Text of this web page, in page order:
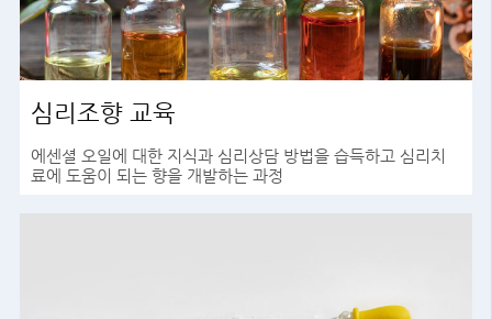
심리조향 교육
에센셜 오일에 대한 지식과 심리상담 방법을 습득하고 심리치
료에 도움이 되는 향을 개발하는 과정